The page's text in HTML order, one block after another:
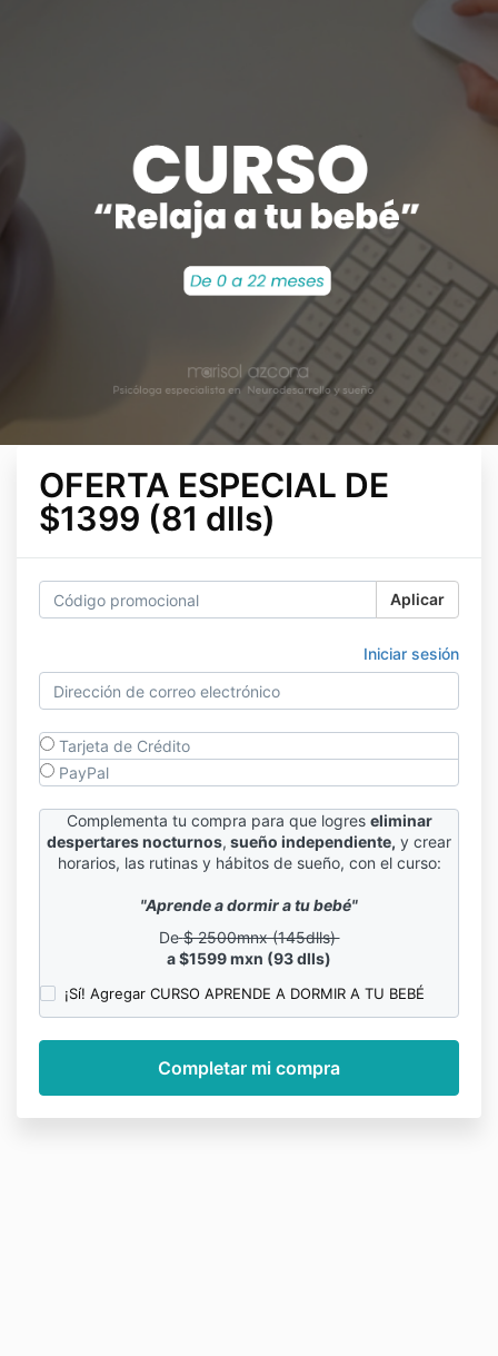
OFERTA ESPECIAL DE
$1399 (81 dlls)
Aplicar
Iniciar sesión
Tarjeta de Crédito
PayPal
Complementa tu compra para que logres eliminar
despertares nocturnos, sueño independiente, y crear
horarios, las rutinas y hábitos de sueño, con el curso:
"Aprende a dormir a tu bebé"
De $ 2500mnx (145dlls)
a $1599 mxn (93 dlls)
¡Sí! Agregar CURSO APRENDE A DORMIR A TU BEBÉ